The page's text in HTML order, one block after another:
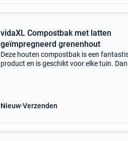
vidaXL Compostbak met latten
geïmpregneerd grenenhout
Deze houten compostbak is een
product en is geschikt voor elke tuin.
Nieuw Verzenden